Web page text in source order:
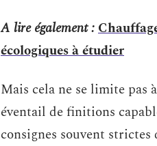
A lire également :
écologiques à étudier
Mais cela ne se limite
éventail de finitions
consignes souvent